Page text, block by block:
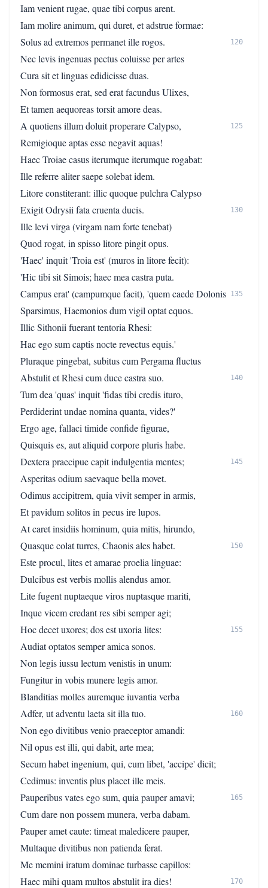
Iam venient rugae, quae tibi corpus arent.
Iam molire animum, qui duret, et adstrue formae:
Solus ad extremos permanet ille rogos.
120
Nec levis ingenuas pectus coluisse per artes
Cura sit et linguas edidicisse duas.
Non formosus erat, sed erat facundus Ulixes,
Et tamen aequoreas torsit amore deas.
A quotiens illum doluit properare Calypso,
125
Remigioque aptas esse negavit aquas!
Haec Troiae casus iterumque iterumque rogabat:
Ille referre aliter saepe solebat idem.
Litore constiterant: illic quoque pulchra Calypso
Exigit Odrysii fata cruenta ducis.
130
Ille levi virga (virgam nam forte tenebat)
Quod rogat, in spisso litore pingit opus.
'Haec' inquit 'Troia est' (muros in litore fecit):
'Hic tibi sit Simois; haec mea castra puta.
Campus erat' (campumque facit), 'quem caede Dolonis 135
Sparsimus, Haemonios dum vigil optat equos.
Illic Sithonii fuerant tentoria Rhesi:
Hac ego sum captis nocte revectus equis.'
Pluraque pingebat, subitus cum Pergama fluctus
Abstulit et Rhesi cum duce castra suo.
140
Tum dea 'quas' inquit 'fidas tibi credis ituro,
Perdiderint undae nomina quanta, vides?'
Ergo age, fallaci timide confide figurae,
Quisquis es, aut aliquid corpore pluris habe.
Dextera praecipue capit indulgentia mentes;
145
Asperitas odium saevaque bella movet.
Odimus accipitrem, quia vivit semper in armis,
Et pavidum solitos in pecus ire lupos.
At caret insidiis hominum, quia mitis, hirundo,
Quasque colat turres, Chaonis ales habet.
150
Este procul, lites et amarae proelia linguae:
Dulcibus est verbis mollis alendus amor.
Lite fugent nuptaeque viros nuptasque mariti,
Inque vicem credant res sibi semper agi;
Hoc decet uxores; dos est uxoria lites:
155
Audiat optatos semper amica sonos.
Non legis iussu lectum venistis in unum:
Fungitur in vobis munere legis amor.
Blanditias molles auremque iuvantia verba
Adfer, ut adventu laeta sit illa tuo.
160
Non ego divitibus venio praeceptor amandi:
Nil opus est illi, qui dabit, arte mea;
Secum habet ingenium, qui, cum libet, 'accipe' dicit;
Cedimus: inventis plus placet ille meis.
Pauperibus vates ego sum, quia pauper amavi;
165
Cum dare non possem munera, verba dabam.
Pauper amet caute: timeat maledicere pauper,
Multaque divitibus non patienda ferat.
Me memini iratum dominae turbasse capillos:
Haec mihi quam multos abstulit ira dies!
170